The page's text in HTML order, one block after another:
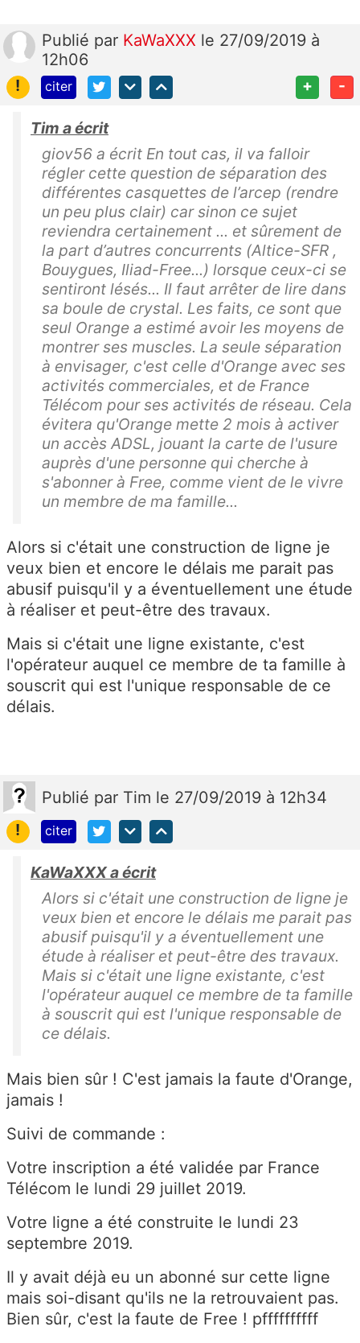
Publié par KaWaXXX le 27/09/2019 à
12h06
!
citer + -
Tim a écrit
giov56 a écrit En tout cas, il va falloir
régler cette question de séparation des
différentes casquettes de l’arcep (rendre
un peu plus clair) car sinon ce sujet
reviendra certainement ... et sûrement de
la part d’autres concurrents (Altice-SFR ,
Bouygues, Iliad-Free...) lorsque ceux-ci se
sentiront lésés... Il faut arrêter de lire dans
sa boule de crystal. Les faits, ce sont que
seul Orange a estimé avoir les moyens de
montrer ses muscles. La seule séparation
à envisager, c'est celle d'Orange avec ses
activités commerciales, et de France
Télécom pour ses activités de réseau. Cela
évitera qu'Orange mette 2 mois à activer
un accès ADSL, jouant la carte de l'usure
auprès d'une personne qui cherche à
s'abonner à Free, comme vient de le vivre
un membre de ma famille...
Alors si c'était une construction de ligne je
veux bien et encore le délais me parait pas
abusif puisqu'il y a éventuellement une étude
à réaliser et peut-être des travaux.
Mais si c'était une ligne existante, c'est
l'opérateur auquel ce membre de ta famille à
souscrit qui est l'unique responsable de ce
délais.
Publié par Tim le 27/09/2019 à 12h34
!
citer
KaWaXXX a écrit
Alors si c'était une construction de ligne je
veux bien et encore le délais me parait pas
abusif puisqu'il y a éventuellement une
étude à réaliser et peut-être des travaux.
Mais si c'était une ligne existante, c'est
l'opérateur auquel ce membre de ta famille
à souscrit qui est l'unique responsable de
ce délais.
Mais bien sûr ! C'est jamais la faute d'Orange,
jamais !
Suivi de commande :
Votre inscription a été validée par France
Télécom le lundi 29 juillet 2019.
Votre ligne a été construite le lundi 23
septembre 2019.
Il y avait déjà eu un abonné sur cette ligne
mais soi-disant qu'ils ne la retrouvaient pas.
Bien sûr, c'est la faute de Free ! pffffffffff